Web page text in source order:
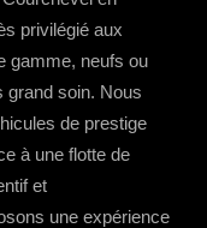
privilégié aux
gamme, neufs ou
grand soin. Nous
de prestige
à une flotte de
et
une expérience